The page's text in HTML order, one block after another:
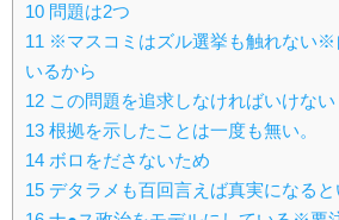
10 問題は2つ
11 ※マスコミはズル選挙も触れない※
いるから
12 この問題を追求しなければいけない
13 根拠を示したことは一度も無い。
14 ボロをださないため
15 デタラメも百回言えば真実になる